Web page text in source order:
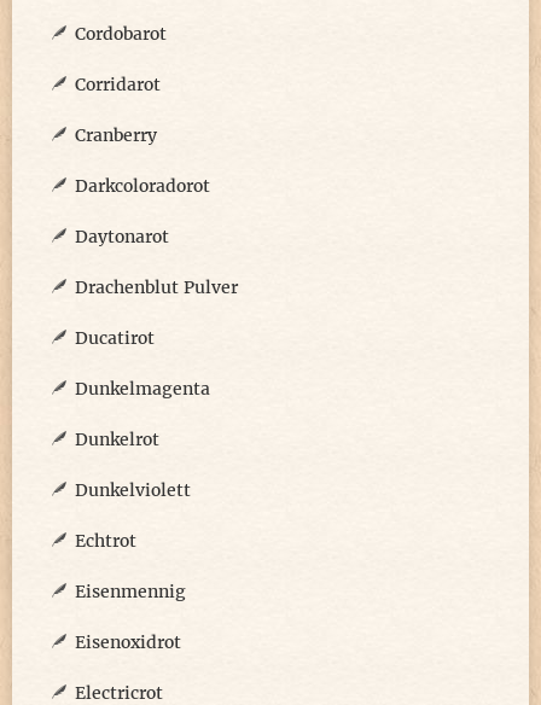
Cordobarot
Corridarot
Cranberry
Darkcoloradorot
Daytonarot
Drachenblut Pulver
Ducatirot
Dunkelmagenta
Dunkelrot
Dunkelviolett
Echtrot
Eisenmennig
Eisenoxidrot
Electricrot